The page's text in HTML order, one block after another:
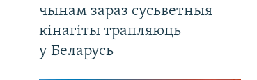
чынам зараз сусьветныя
кінагіты трапляюць
у Беларусь